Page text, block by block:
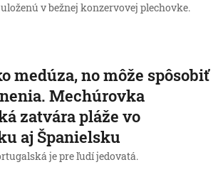
v bežnej konzervovej plechovke.
medúza, no môže spôsobiť
Mechúrovka
zatvára pláže vo
aj Španielsku
je pre ľudí jedovatá.